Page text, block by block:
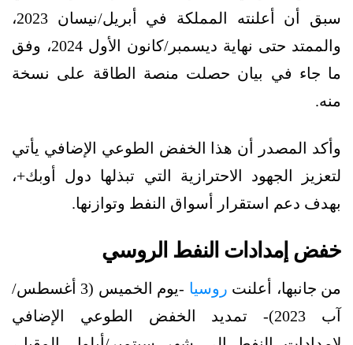
سبق أن أعلنته المملكة في أبريل/نيسان 2023،
والممتد حتى نهاية ديسمبر/كانون الأول 2024، وفق
ما جاء في بيان حصلت منصة الطاقة على نسخة
منه.
وأكد المصدر أن هذا الخفض الطوعي الإضافي يأتي
لتعزيز الجهود الاحترازية التي تبذلها دول أوبك+،
بهدف دعم استقرار أسواق النفط وتوازنها.
خفض إمدادات النفط الروسي
من جانبها، أعلنت روسيا
-يوم الخميس (3 أغسطس/
آب 2023)- تمديد الخفض الطوعي الإضافي